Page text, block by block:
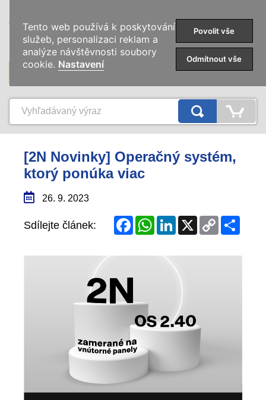
KATEGÓRIE
[2N Novinky] Operačný systém,
ktorý ponúka viac
26. 9. 2023
Sdílejte článek: FacebookWhatsAppLinkedIn
Copy
Link
Tento web používá k poskytování
služeb, personalizaci reklam a
analýze návštěvnosti soubory
cookie. Nastavení
Povolit vše
Odmítnout vše